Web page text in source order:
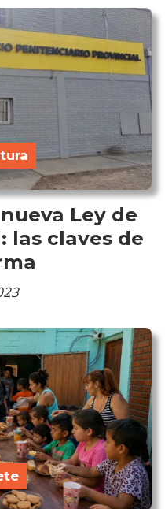
Ley de
las claves de